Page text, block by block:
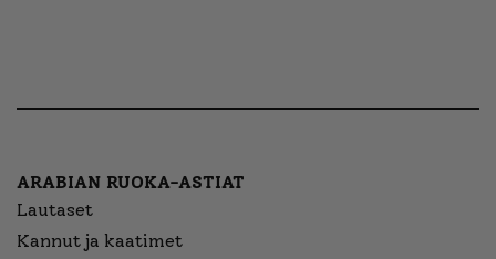
ARABIAN RUOKA-ASTIAT
Lautaset
Kannut ja kaatimet